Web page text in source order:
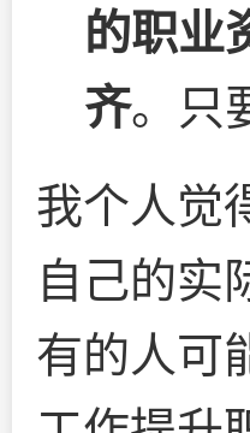
的职业
齐。只
我个人觉
自己的实
有的人可